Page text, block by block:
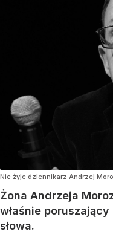
Nie żyje dziennikarz Andrzej
Żona Andrzeja
właśnie
słowa.